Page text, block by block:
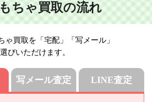
ちゃ買取の流れ
ゃ買取を「宅配」「写メール」
びいただけます。
写メール査定 LINE査定